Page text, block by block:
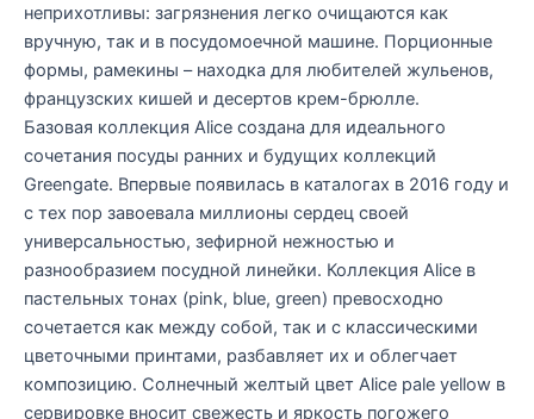
неприхотливы: загрязнения легко очищаются как
вручную, так и в посудомоечной машине. Порционные
формы, рамекины – находка для любителей жульенов,
французских кишей и десертов крем-брюлле.
Базовая коллекция Alice создана для идеального
сочетания посуды ранних и будущих коллекций
Greengate. Впервые появилась в каталогах в 2016 году и
с тех пор завоевала миллионы сердец своей
универсальностью, зефирной нежностью и
разнообразием посудной линейки. Коллекция Alice в
пастельных тонах (pink, blue, green) превосходно
сочетается как между собой, так и с классическими
цветочными принтами, разбавляет их и облегчает
композицию. Солнечный желтый цвет Alice pale yellow в
сервировке вносит свежесть и яркость погожего